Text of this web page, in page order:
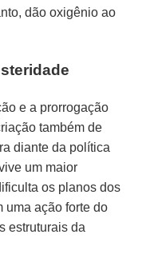
dão oxigênio ao
e a prorrogação
também de
diante da política
um maior
os planos dos
uma ação forte do
estruturais da